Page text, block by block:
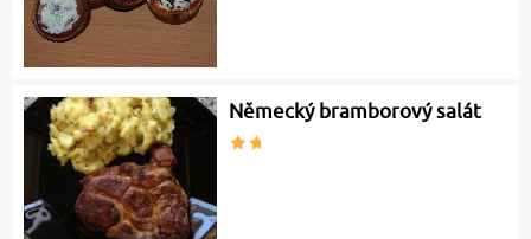
Německý bramborový salát